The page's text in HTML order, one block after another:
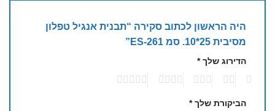
היה הראשון לכתוב סקירה “תבנית אנגיל טפלון
מסיבית 25*10. סמ 261-ES”
הדירוג שלך*
הביקורת שלך*